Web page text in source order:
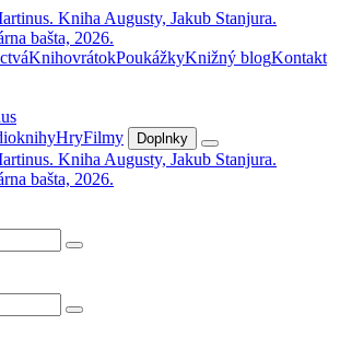
KnihovrátokPoukážkyKnižný blogKontakt
HryFilmy Doplnky